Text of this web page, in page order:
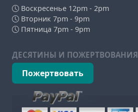
Воскресенье 12pm - 2pm
Вторник 7pm - 9pm
Пятница 7pm - 9pm
ДЕСЯТИНЫ И ПОЖЕРТВОВАНИЯ
Пожертвовать